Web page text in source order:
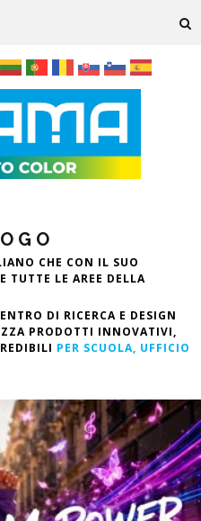
CHE CON IL SUO
TUTTE LE AREE DELLA
DI RICERCA E DESIGN
PRODOTTI INNOVATIVI,
PER SCUOLA, UFFICIO